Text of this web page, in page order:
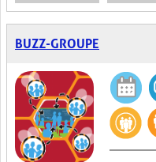
BUZZ-GROUPE